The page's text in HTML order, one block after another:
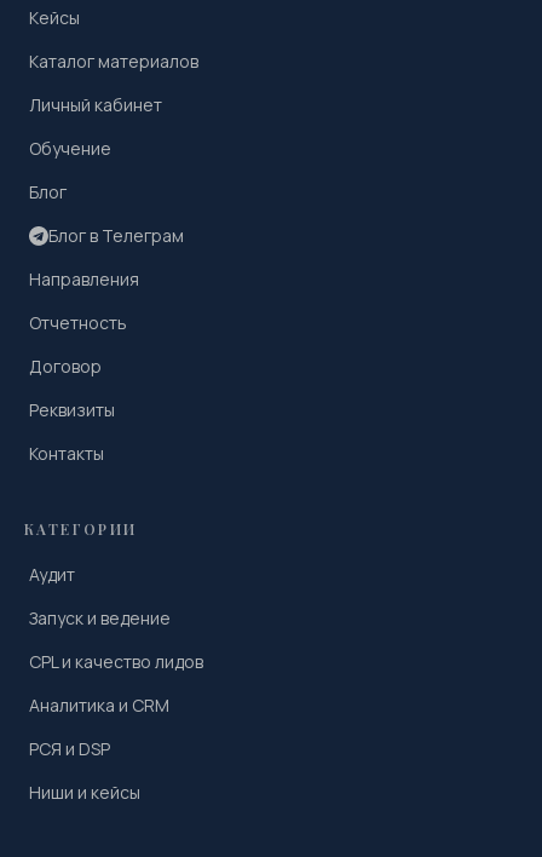
Кейсы
Каталог материалов
Личный кабинет
Обучение
Блог
Блог в Телеграм
Направления
Отчетность
Договор
Реквизиты
Контакты
КАТЕГОРИИ
Аудит
Запуск и ведение
CPL и качество лидов
Аналитика и CRM
РСЯ и DSP
Ниши и кейсы